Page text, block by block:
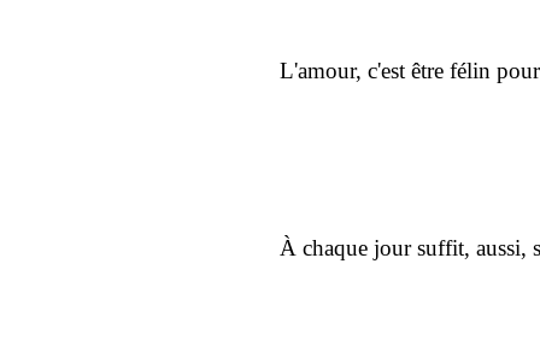
L'amour, c'est être félin
À chaque jour suffit, aussi,